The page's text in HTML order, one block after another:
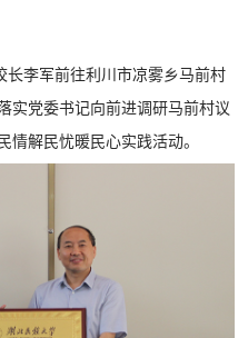
李军前往利川市凉雾乡马前村
实党委书记向前进调研马前村议
情解民忧暖民心实践活动。